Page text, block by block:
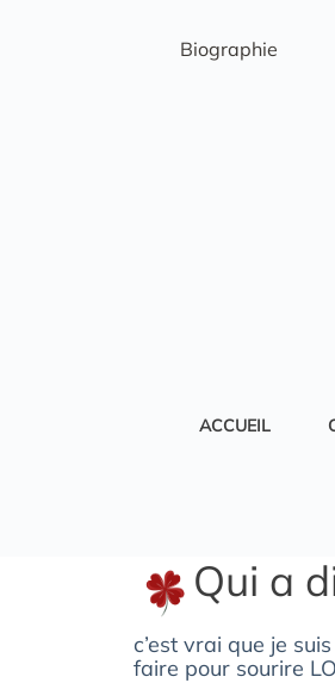
Biographie
ACCUEIL
Qui a
c’est vrai que je
faire pour sourire